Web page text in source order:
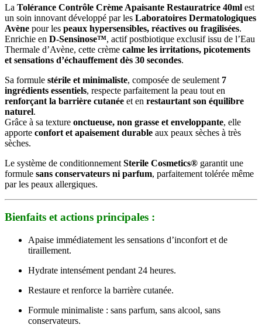
La Tolérance Contrôle Crème Apaisante Restauratrice 40ml est
un soin innovant développé par les Laboratoires Dermatologiques
Avène pour les peaux hypersensibles, réactives ou fragilisées.
Enrichie en D-Sensinose™, actif postbiotique exclusif issu de l’Eau
Thermale d’Avène, cette crème calme les irritations, picotements
et sensations d’échauffement dès 30 secondes.
Sa formule stérile et minimaliste, composée de seulement 7
ingrédients essentiels, respecte parfaitement la peau tout en
renforçant la barrière cutanée et en restaurtant son équilibre
naturel.
Grâce à sa texture onctueuse, non grasse et enveloppante, elle
apporte confort et apaisement durable aux peaux sèches à très
sèches.
Le système de conditionnement Sterile Cosmetics® garantit une
formule sans conservateurs ni parfum, parfaitement tolérée même
par les peaux allergiques.
Bienfaits et actions principales :
Apaise immédiatement les sensations d’inconfort et de
tiraillement.
Hydrate intensément pendant 24 heures.
Restaure et renforce la barrière cutanée.
Formule minimaliste : sans parfum, sans alcool, sans
conservateurs.